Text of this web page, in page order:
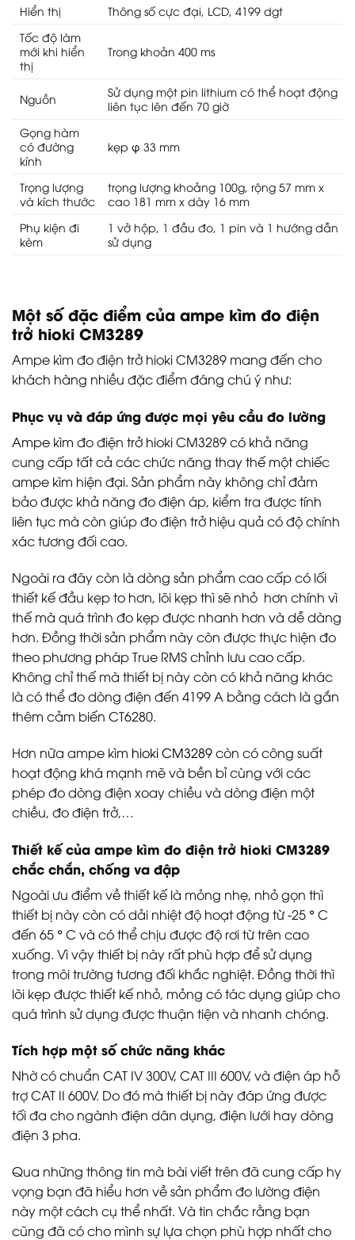
Hiển thị
Thông số cực đại, LCD, 4199 dgt
Tốc độ làm
mới khi hiển
thị
Trong khoản 400 ms
Nguồn
Sử dụng một pin lithium có thể hoạt động
liên tục lên đến 70 giờ
Gọng hàm
có đường
kính
kẹp φ 33 mm
Trọng lượng
và kích thước
trọng lượng khoảng 100g, rộng 57 mm x
cao 181 mm x dày 16 mm
Phụ kiện đi
kèm
1 vở hộp, 1 đầu đo, 1 pin và 1 hướng dẫn
sử dụng
Một số đặc điểm của ampe kìm đo điện
trở hioki CM3289
Ampe kìm đo điện trở hioki CM3289 mang đến cho
khách hàng nhiều đặc điểm đáng chú ý như:
Phục vụ và đáp ứng được mọi yêu cầu đo lường
Ampe kìm đo điện trở hioki CM3289 có khả năng
cung cấp tất cả các chức năng thay thế một chiếc
ampe kìm hiện đại. Sản phẩm này không chỉ đảm
bảo được khả năng đo điện áp, kiểm tra được tính
liên tục mà còn giúp đo điện trở hiệu quả có độ chính
xác tương đối cao.
Ngoài ra đây còn là dòng sản phẩm cao cấp có lối
thiết kế đầu kẹp to hơn, lõi kẹp thì sẽ nhỏ hơn chính vì
thế mà quá trình đo kẹp được nhanh hơn và dễ dàng
hơn. Đồng thời sản phẩm này còn được thực hiện đo
theo phương pháp True RMS chỉnh lưu cao cấp.
Không chỉ thế mà thiết bị này còn có khả năng khác
là có thể đo dòng điện đến 4199 A bằng cách là gắn
thêm cảm biến CT6280.
Hơn nữa ampe kìm hioki CM3289còn có công suất
hoạt động khá mạnh mẽ và bền bỉ cùng với các
phép đo dòng điện xoay chiều và dòng điện một
chiều, đo điện trở,…
Thiết kế của ampe kìm đo điện trở hioki CM3289
chắc chắn, chống va đập
Ngoài ưu điểm về thiết kế là mỏng nhẹ, nhỏ gọn thì
thiết bị này còn có dải nhiệt độ hoạt động từ -25 ° C
đến 65 ° C và có thể chịu được độ rơi từ trên cao
xuống. Vì vậy thiết bị này rất phù hợp để sử dụng
trong môi trường tương đối khắc nghiệt. Đồng thời thì
lõi kẹp được thiết kế nhỏ, mỏng có tác dụng giúp cho
quá trình sử dụng được thuận tiện và nhanh chóng.
Tích hợp một số chức năng khác
Nhờ có chuẩn CAT IV 300V, CAT III 600V, và điện áp hỗ
trợ CAT II 600V. Do đó mà thiết bị này đáp ứng được
tối đa cho ngành điện dân dụng, điện lưới hay dòng
điện 3 pha.
Qua những thông tin mà bài viết trên đã cung cấp hy
vọng bạn đã hiểu hơn về sản phẩm đo lường điện
này một cách cụ thể nhất. Và tin chắc rằng bạn
cũng đã có cho mình sự lựa chọn phù hợp nhất cho